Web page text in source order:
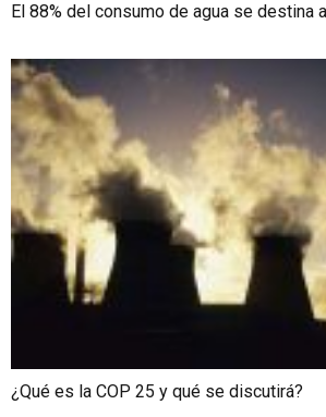
El 88% del consumo de agua se destina
¿Qué es la COP 25 y qué se discutirá?